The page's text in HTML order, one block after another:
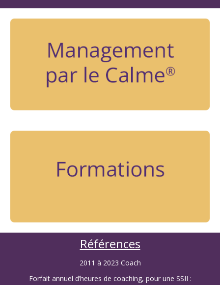
Références
2011 à 2023 Coach
Forfait annuel d’heures de coaching, pour une SSII :